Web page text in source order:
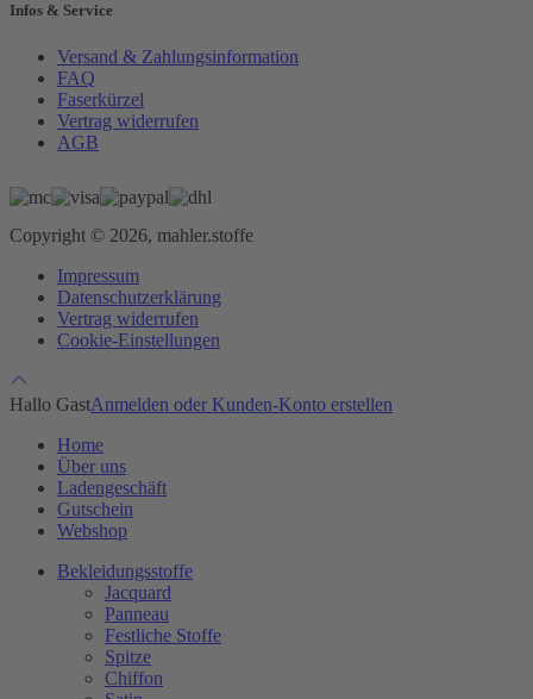
Infos & Service
Versand & Zahlungsinformation
FAQ
Faserkürzel
Vertrag widerrufen
AGB
Copyright © 2026, mahler.stoffe
Impressum
Datenschutzerklärung
Vertrag widerrufen
Cookie-Einstellungen
Hallo GastAnmelden oder Kunden-Konto erstellen
Home
Über uns
Ladengeschäft
Gutschein
Webshop
Bekleidungsstoffe
Jacquard
Panneau
Festliche Stoffe
Spitze
Chiffon